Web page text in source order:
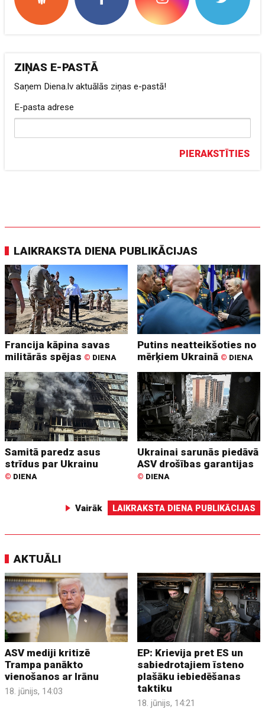
ZIŅAS E-PASTĀ
Saņem Diena.lv aktuālās ziņas e-pastā!
E-pasta adrese
PIERAKSTĪTIES
LAIKRAKSTA DIENA PUBLIKĀCIJAS
Francija kāpina savas
militārās spējas © DIENA
Putins neatteikšoties no
mērķiem Ukrainā © DIENA
Samitā paredz asus
strīdus par Ukrainu
© DIENA
Ukrainai sarunās piedāvā
ASV drošības garantijas
© DIENA
Vairāk LAIKRAKSTA DIENA PUBLIKĀCIJAS
AKTUĀLI
ASV mediji kritizē
Trampa panākto
vienošanos ar Irānu
18. jūnijs, 14:03
EP: Krievija pret ES un
sabiedrotajiem īsteno
plašāku iebiedēšanas
taktiku
18. jūnijs, 14:21